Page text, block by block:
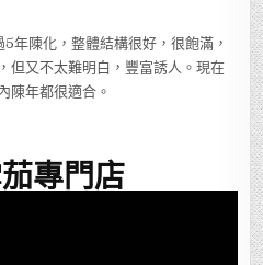
陳化，整體結構很好，很飽滿，
但又不太難明白，豐富誘人。現在
陳年都很適合。
專門店